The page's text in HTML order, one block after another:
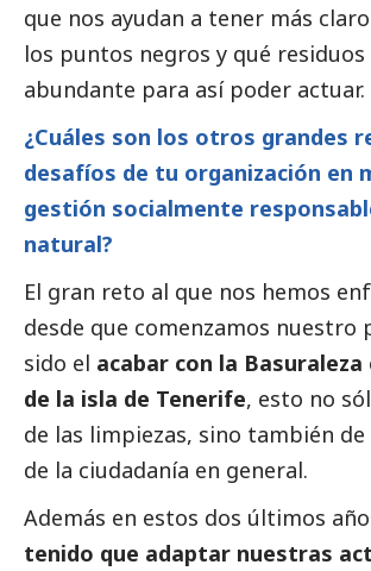
que nos ayudan a tener más
los puntos negros y qué residuos
abundante para así poder actuar.
¿Cuáles son los otros grandes
desafíos de tu organización en
gestión socialmente
natural?
El gran reto al que nos hemos
desde que comenzamos nuestro
sido el acabar con la
de la isla de Tenerife, esto no
de las limpiezas, sino también de
de la ciudadanía en general.
Además en estos dos últimos
tenido que adaptar nuestras